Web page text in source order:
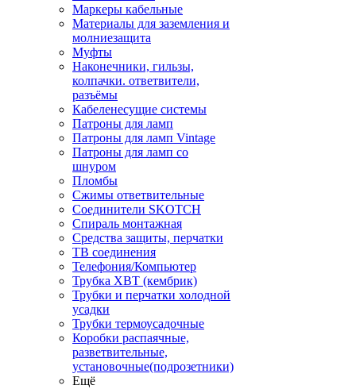
Маркеры кабельные
Материалы для заземления и
молниезащита
Муфты
Наконечники, гильзы,
колпачки. ответвители,
разъёмы
Кабеленесущие системы
Патроны для ламп
Патроны для ламп Vintage
Патроны для ламп со
шнуром
Пломбы
Сжимы ответвительные
Соединители SKOTCH
Спираль монтажная
Средства защиты, перчатки
ТВ соединения
Телефония/Компьютер
Трубка ХВТ (кембрик)
Трубки и перчатки холодной
усадки
Трубки термоусадочные
Коробки распаячные,
разветвительные,
установочные(подрозетники)
Ещё